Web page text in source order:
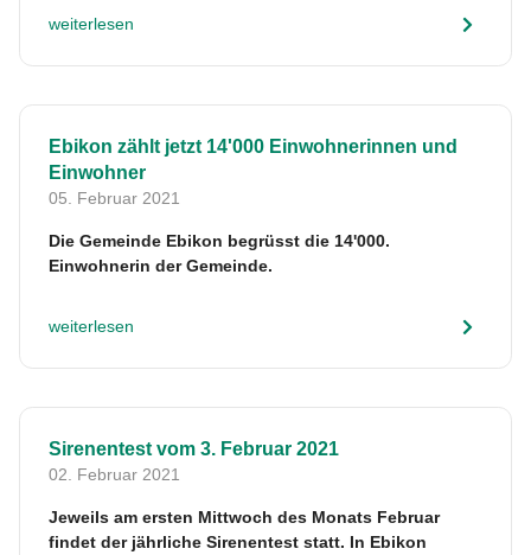
weiterlesen
Ebikon zählt jetzt 14'000 Einwohnerinnen und
Einwohner
05. Februar 2021
Die Gemeinde Ebikon begrüsst die 14'000.
Einwohnerin der Gemeinde.
weiterlesen
Sirenentest vom 3. Februar 2021
02. Februar 2021
Jeweils am ersten Mittwoch des Monats Februar
findet der jährliche Sirenentest statt. In Ebikon